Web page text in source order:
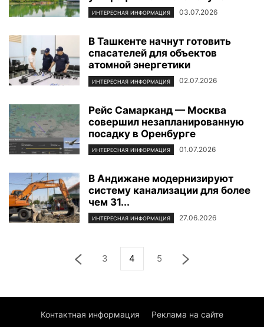
ИНТЕРЕСНАЯ ИНФОРМАЦИЯ 03.07.2026
В Ташкенте начнут готовить
спасателей для объектов
атомной энергетики
ИНТЕРЕСНАЯ ИНФОРМАЦИЯ 02.07.2026
Рейс Самарканд — Москва
совершил незапланированную
посадку в Оренбурге
ИНТЕРЕСНАЯ ИНФОРМАЦИЯ 01.07.2026
В Андижане модернизируют
систему канализации для более
чем 31...
ИНТЕРЕСНАЯ ИНФОРМАЦИЯ 27.06.2026
3 4 5
Контактная информация Реклама на сайте